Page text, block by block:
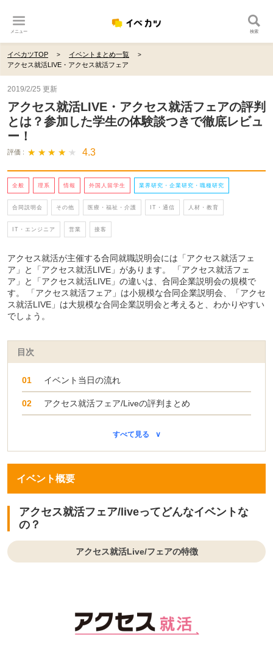
メニュー 検索
イベカツTOP
イベントまとめ一覧
アクセス就活LIVE・アクセス就活フェア
2019/2/25 更新
アクセス就活LIVE・アクセス就活フェアの評判
とは？参加した学生の体験談つきで徹底レビュ
ー！
評価 : ★ ★ ★ ★ ★
★ ★ ★ ★ ★ 4.3
全般 理系 情報 外国人留学生 業界研究・企業研究・職種研究
合同説明会 その他 医療・福祉・介護 IT・通信 人材・教育
IT・エンジニア 営業 接客
アクセス就活が主催する合同就職説明会には「アクセス就活フェ
ア」と「アクセス就活LIVE」があります。 「アクセス就活フェ
ア」と「アクセス就活LIVE」の違いは、合同企業説明会の規模で
す。 「アクセス就活フェア」は小規模な合同企業説明会、「アクセ
ス就活LIVE」は大規模な合同企業説明会と考えると、わかりやすい
でしょう。
目次
イベント当日の流れ
アクセス就活フェア/Liveの評判まとめ
すべて見る
イベント概要
アクセス就活フェア/liveってどんなイベントな
の？
アクセス就活Live/フェアの特徴